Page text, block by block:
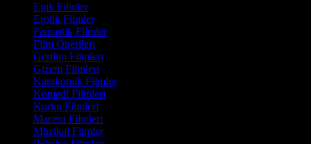
Epik Filmler
Erotik Filmler
Fantastik Filmler
Film Önerileri
Gerilim Filmleri
Gizem Filmleri
Karakomik Filmler
Komedi Filmleri
Korku Filmleri
Macera Filmleri
Müzikal Filmler